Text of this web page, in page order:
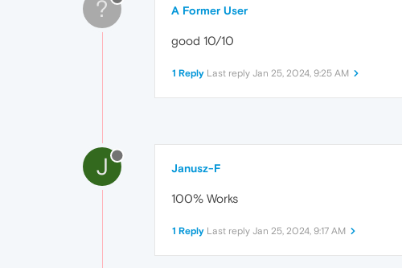
? A Former User
good 10/10
1 Reply Last reply Jan 25, 2024, 9:25 AM
J Janusz-F
100% Works
1 Reply Last reply Jan 25, 2024, 9:17 AM